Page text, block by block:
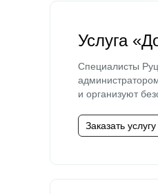
Услуга
Специалисты
и организуют
Заказать услугу